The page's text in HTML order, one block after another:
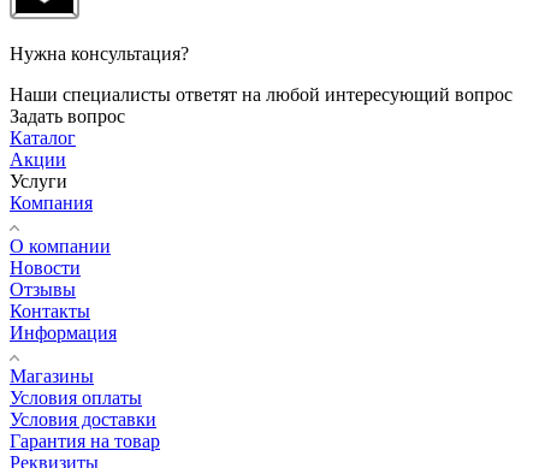
Нужна консультация?
Наши специалисты ответят на любой интересующий вопрос
Задать вопрос
Каталог
Акции
Услуги
Компания
О компании
Новости
Отзывы
Контакты
Информация
Магазины
Условия оплаты
Условия доставки
Гарантия на товар
Реквизиты